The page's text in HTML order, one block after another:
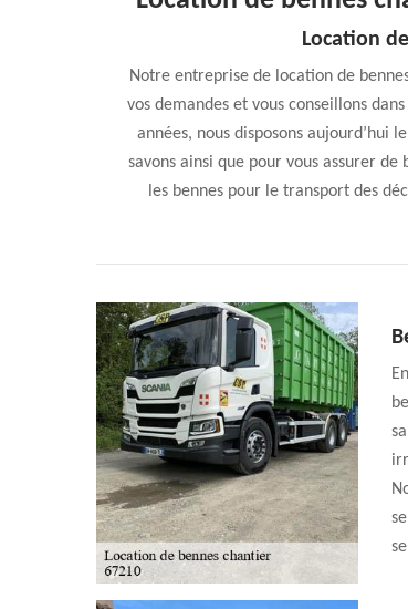
Location
Notre entreprise de location de
vos demandes et vous conseillons
années, nous disposons aujourd’hui
savons ainsi que pour vous assurer
les bennes pour le transport des